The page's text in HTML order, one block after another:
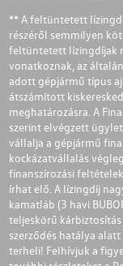
** A feltüntetett
részéről semmilyen
feltüntetett lízingdíjak
vonatkoznak, az
adott gépjármű típus
átszámított
meghatározásra. A
szerint elvégzett
vállalja a gépjármű
kockázatvállalás
finanszírozási
írhat elő. A lízingdíj
kamatláb (3 havi
teljeskörű kárbiztosítás
szerződés hatálya
terheli! Felhívjuk a